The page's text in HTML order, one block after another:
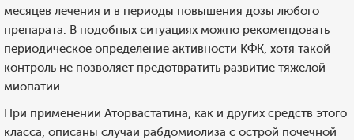
месяцев лечения и в периоды повышения дозы любого
препарата. В подобных ситуациях можно рекомендовать
периодическое определение активности КФК, хотя такой
контроль не позволяет предотвратить развитие тяжелой
миопатии.
При применении Аторвастатина, как и других средств этого
класса, описаны случаи рабдомиолиза с острой почечной